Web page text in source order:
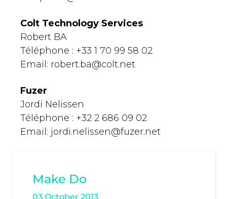
Colt Technology Services
Robert BA
Téléphone : +33 1 70 99 58 02
Email: robert.ba@colt.net
Fuzer
Jordi Nelissen
Téléphone : +32 2 686 09 02
Email: jordi.nelissen@fuzer.net
Make Do
03 October 2013